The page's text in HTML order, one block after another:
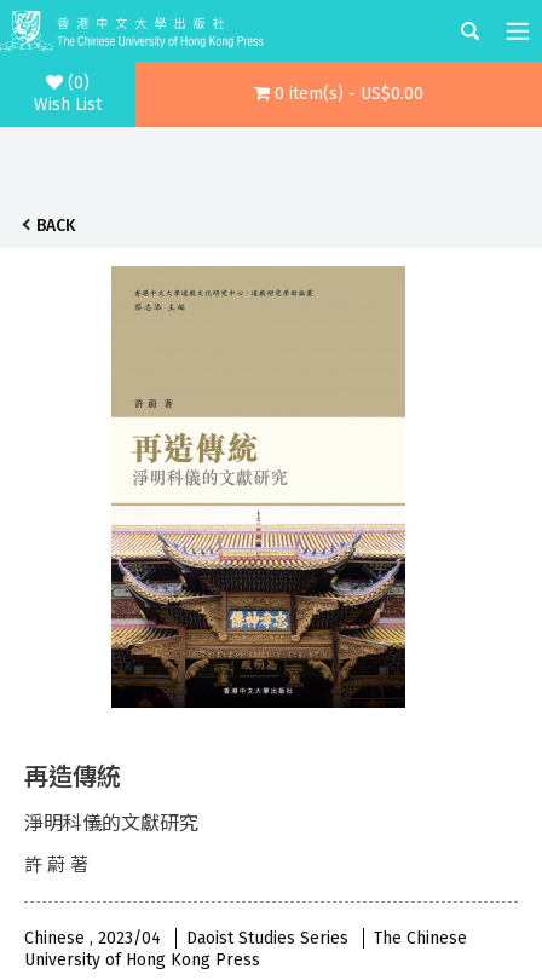
(0)
Wish List
0 item(s) - US$0.00
BACK
再造傳統
淨明科儀的文獻研究
許 蔚 著
Chinese , 2023/04 Daoist Studies Series
The Chinese
University of Hong Kong Press